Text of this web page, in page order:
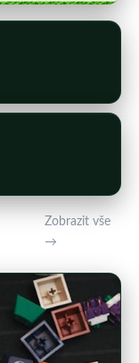
Zobrazit vše
→